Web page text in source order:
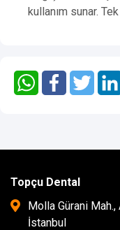
kullanım sunar.
Topçu Dental
Molla Gürani
İstanbul